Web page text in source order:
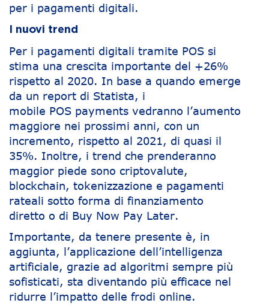
per i pagamenti digitali.
I nuovi trend
Per i pagamenti digitali tramite POS si
stima una crescita importante del +26%
rispetto al 2020. In base a quando emerge
da un report di Statista, i
mobile POS payments vedranno l’aumento
maggiore nei prossimi anni, con un
incremento, rispetto al 2021, di quasi il
35%. Inoltre, i trend che prenderanno
maggior piede sono criptovalute,
blockchain, tokenizzazione e pagamenti
rateali sotto forma di finanziamento
diretto o di Buy Now Pay Later.
Importante, da tenere presente è, in
aggiunta, l’applicazione dell’intelligenza
artificiale, grazie ad algoritmi sempre più
sofisticati, sta diventando più efficace nel
ridurre l’impatto delle frodi online.